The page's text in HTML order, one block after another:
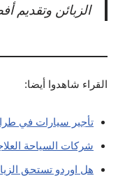
الزبائن وتقديم
القراء شاهدوا أيضا:
تأجير سيارات في
شركات السياحة
هل اوردو تستحق